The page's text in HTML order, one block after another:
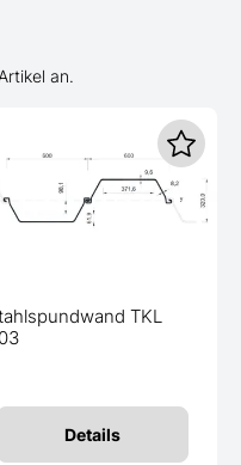
an.
TKL
Details